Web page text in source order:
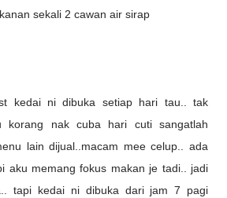
sekali 2 cawan air sirap
kedai ni dibuka setiap hari tau.. tak
korang nak cuba hari cuti sangatlah
lain dijual..macam mee celup.. ada
aku memang fokus makan je tadi.. jadi
tapi kedai ni dibuka dari jam 7 pagi